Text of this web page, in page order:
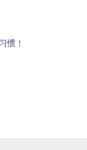
惯！